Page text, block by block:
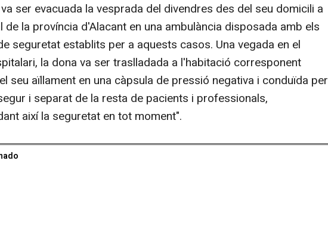
ser evacuada la vesprada del divendres des del seu domicili a
de la província d'Alacant en una ambulància disposada amb els
seguretat establits per a aquests casos. Una vegada en el
la dona va ser traslladada a l'habitació corresponent
seu aïllament en una càpsula de pressió negativa i conduïda per
i separat de la resta de pacients i professionals,
així la seguretat en tot moment".